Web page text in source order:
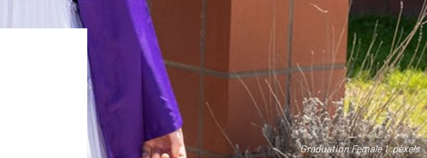
Graduation Female 1 .pexels